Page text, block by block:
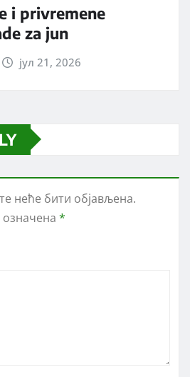
i privremene
za jun
јул 21, 2026
неће бити објављена.
*